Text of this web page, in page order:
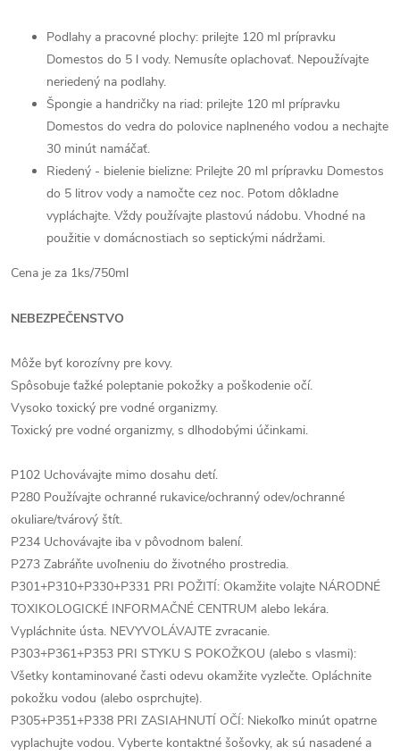
Podlahy a pracovné plochy: prilejte 120 ml prípravku
Domestos do 5 l vody. Nemusíte oplachovať. Nepoužívajte
neriedený na podlahy.
Špongie a handričky na riad: prilejte 120 ml prípravku
Domestos do vedra do polovice naplneného vodou a nechajte
30 minút namáčať.
Riedený - bielenie bielizne: Prilejte 20 ml prípravku Domestos
do 5 litrov vody a namočte cez noc. Potom dôkladne
vypláchajte. Vždy používajte plastovú nádobu. Vhodné na
použitie v domácnostiach so septickými nádržami.
Cena je za 1ks/750ml
NEBEZPEČENSTVO
Môže byť korozívny pre kovy.
Spôsobuje ťažké poleptanie pokožky a poškodenie očí.
Vysoko toxický pre vodné organizmy.
Toxický pre vodné organizmy, s dlhodobými účinkami.
P102 Uchovávajte mimo dosahu detí.
P280 Používajte ochranné rukavice/ochranný odev/ochranné
okuliare/tvárový štít.
P234 Uchovávajte iba v pôvodnom balení.
P273 Zabráňte uvoľneniu do životného prostredia.
P301+P310+P330+P331 PRI POŽITÍ: Okamžite volajte NÁRODNÉ
TOXIKOLOGICKÉ INFORMAČNÉ CENTRUM alebo lekára.
Vypláchnite ústa. NEVYVOLÁVAJTE zvracanie.
P303+P361+P353 PRI STYKU S POKOŽKOU (alebo s vlasmi):
Všetky kontaminované časti odevu okamžite vyzlečte. Opláchnite
pokožku vodou (alebo osprchujte).
P305+P351+P338 PRI ZASIAHNUTÍ OČÍ: Niekoľko minút opatrne
vyplachujte vodou. Vyberte kontaktné šošovky, ak sú nasadené a